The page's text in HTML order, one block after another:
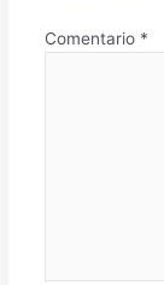
Comentario *